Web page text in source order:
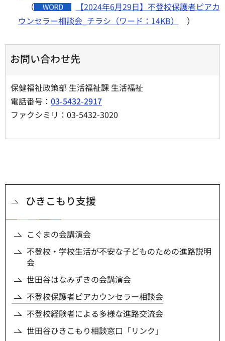
（
【2024年6月29日】不登校保護者ピアカ
ウンセラー相談会_チラシ（ワード：14KB）
）
お問い合わせ先
保健福祉政策部 生活福祉課 生活福祉
電話番号： 03-5432-2917
ファクシミリ：03-5432-3020
ひきこもり支援
こぐまの会講演会
不登校・学校生活が不安な子どものための進路説明
会
世田谷はなみずきの会講演会
不登校保護者ピアカウンセラー相談会
不登校経験者による多様な進路交流会
世田谷ひきこもり相談窓口「リンク」